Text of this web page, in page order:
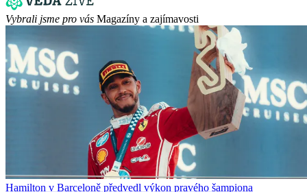
Vybrali jsme pro vás Magazíny a zajímavosti
Hamilton v Barceloně předvedl výkon pravého šampiona